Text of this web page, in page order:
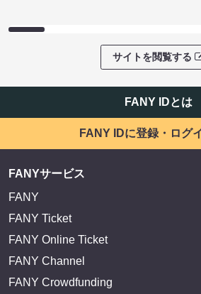
サイトを閲覧する
FANY IDとは
FANY IDに登録・ログ
FANYサービス
FANY
FANY Ticket
FANY Online Ticket
FANY Channel
FANY Crowdfunding